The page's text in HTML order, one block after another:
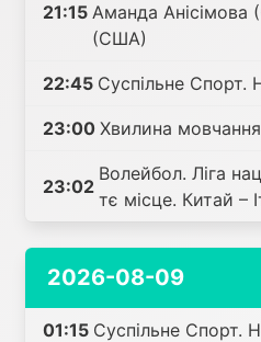
21:15 Аманда Анісімова
(США)
22:45 Суспільне Спорт.
23:00 Хвилина мовчання
23:02
Волейбол. Ліга
тє місце. Китай –
2026-08-09
01:15 Суспільне Спорт.